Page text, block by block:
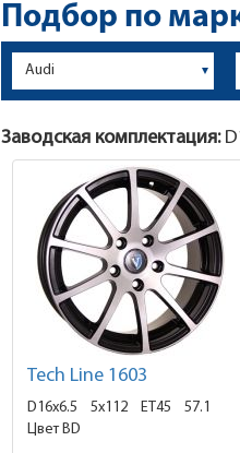
Подбор по
Заводская комплектация:
Tech Line 1603
D16x6.5 5x112 ET45
57.1
Цвет BD